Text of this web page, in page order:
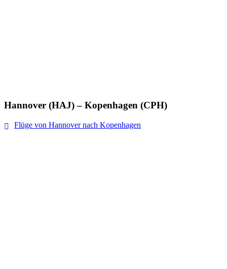
Hannover (HAJ) – Kopenhagen (CPH)
Flüge von Hannover nach Kopenhagen